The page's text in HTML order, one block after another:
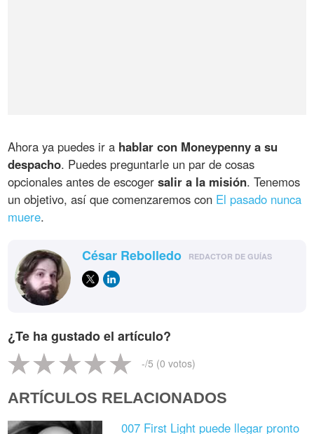
Ahora ya puedes ir a hablar con Moneypenny a su
despacho. Puedes preguntarle un par de cosas
opcionales antes de escogersalir a la misión. Tenemos
un objetivo, así que comenzaremos con El pasado nunca
muere.
César Rebolledo REDACTOR DE GUÍAS
¿Te ha gustado el artículo?
-/5 (0 votos)
ARTÍCULOS RELACIONADOS
007 First Light puede llegar pronto